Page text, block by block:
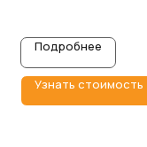
Подробнее
Узнать стоимость